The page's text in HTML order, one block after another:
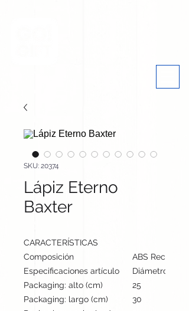
SKU: 20374
Lápiz Eterno
Baxter
CARACTERÍSTICAS
Composición
ABS Reciclado
Especificaciones artículo
Diámetro: 0.8
Packaging: alto (cm)
25
Packaging: largo (cm)
30